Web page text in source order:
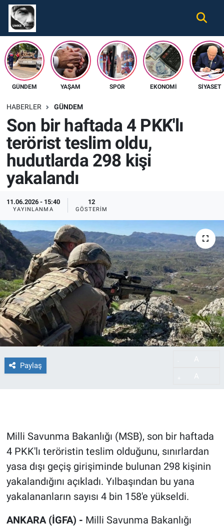
GÜNDEM YAŞAM SPOR EKONOMI SIYASET
HABERLER GÜNDEM
Son bir haftada 4 PKK'lı
terörist teslim oldu,
hudutlarda 298 kişi
yakalandı
11.06.2026 - 15:40
YAYINLANMA
12
GÖSTERIM
Paylaş
Milli Savunma Bakanlığı (MSB), son bir haftada
4 PKK'lı teröristin teslim olduğunu, sınırlardan
yasa dışı geçiş girişiminde bulunan 298 kişinin
yakalandığını açıkladı. Yılbaşından bu yana
yakalananların sayısı 4 bin 158'e yükseldi.
ANKARA (İGFA) - Milli Savunma Bakanlığı
Gündem
Ekonomi
Spor
Tüm Haberler
İletişim
Nöbetçi Eczaneler
Hava Durumu
Namaz Vakitleri
Süper Lig Puan Durumu ve Fikstür
Tüm Manşetler